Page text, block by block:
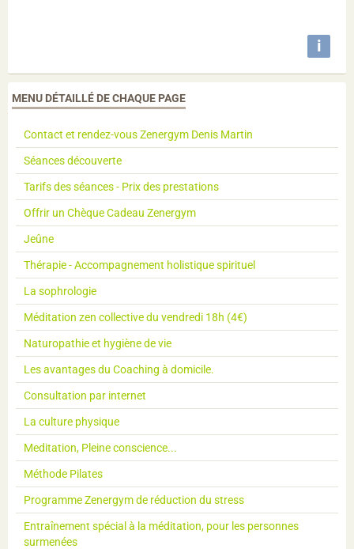
i
MENU DÉTAILLÉ DE CHAQUE PAGE
Contact et rendez-vous Zenergym Denis Martin
Séances découverte
Tarifs des séances - Prix des prestations
Offrir un Chèque Cadeau Zenergym
Jeûne
Thérapie - Accompagnement holistique spirituel
La sophrologie
Méditation zen collective du vendredi 18h (4€)
Naturopathie et hygiène de vie
Les avantages du Coaching à domicile.
Consultation par internet
La culture physique
Meditation, Pleine conscience...
Méthode Pilates
Programme Zenergym de réduction du stress
Entraînement spécial à la méditation, pour les personnes
surmenées